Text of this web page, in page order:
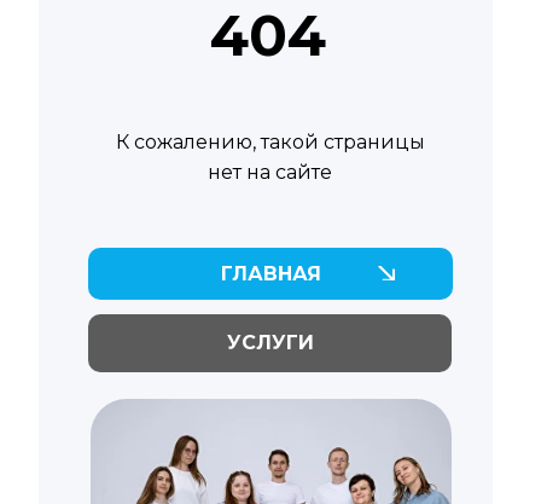
404
К сожалению, такой страницы
нет на сайте
УСЛУГИ
ГЛАВНАЯ